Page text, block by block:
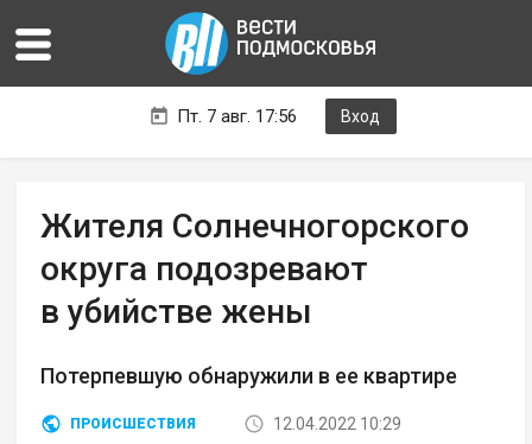
Пт. 7 авг. 17:56 Вход
Жителя Солнечногорского
округа подозревают
в убийстве жены
Потерпевшую обнаружили в ее квартире
ПРОИСШЕСТВИЯ
12.04.2022 10:29